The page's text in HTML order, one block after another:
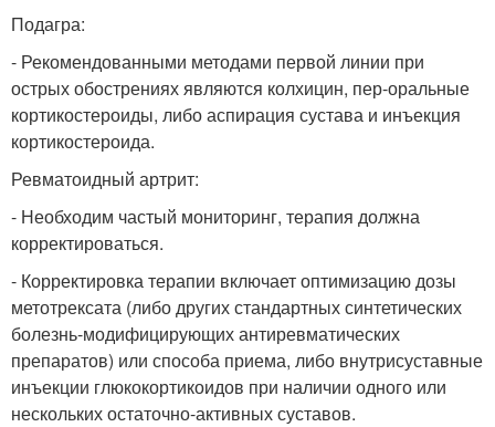
Подагра:
- Рекомендованными методами первой линии при
острых обострениях являются колхицин, пер-оральные
кортикостероиды, либо аспирация сустава и инъекция
кортикостероида.
Ревматоидный артрит:
- Необходим частый мониторинг, терапия должна
корректироваться.
- Корректировка терапии включает оптимизацию дозы
метотрексата (либо других стандартных синтетических
болезнь-модифицирующих антиревматических
препаратов) или способа приема, либо внутрисуставные
инъекции глюкокортикоидов при наличии одного или
нескольких остаточно-активных суставов.